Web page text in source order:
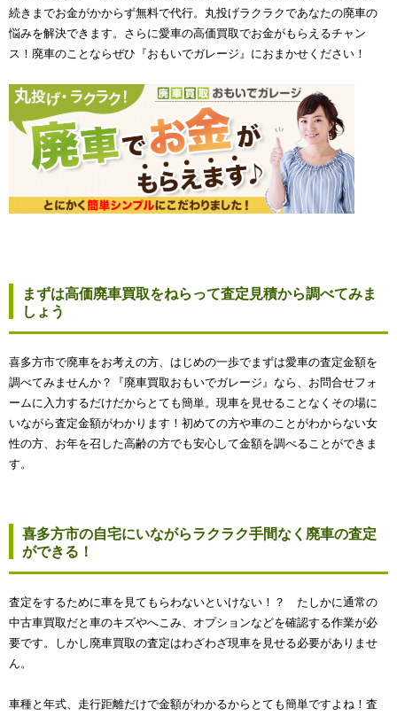
続きまでお金がかからず無料で代行。丸投げラクラクであなたの廃車の
悩みを解決できます。さらに愛車の高価買取でお金がもらえるチャン
ス！廃車のことならぜひ『おもいでガレージ』におまかせください！
まずは高価廃車買取をねらって査定見積から調べてみま
しょう
喜多方市で廃車をお考えの方、はじめの一歩でまずは愛車の査定金額を
調べてみませんか？『廃車買取おもいでガレージ』なら、お問合せフォ
ームに入力するだけだからとても簡単。現車を見せることなくその場に
いながら査定金額がわかります！初めての方や車のことがわからない女
性の方、お年を召した高齢の方でも安心して金額を調べることができま
す。
喜多方市の自宅にいながらラクラク手間なく廃車の査定
ができる！
査定をするために車を見てもらわないといけない！？ たしかに通常の
中古車買取だと車のキズやへこみ、オプションなどを確認する作業が必
要です。しかし廃車買取の査定はわざわざ現車を見せる必要がありませ
ん。
車種と年式、走行距離だけで金額がわかるからとても簡単ですよね！査